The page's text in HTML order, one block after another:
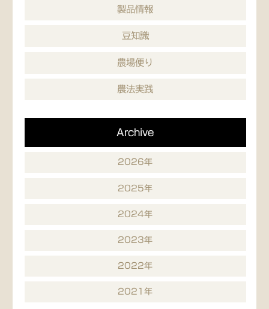
製品情報
豆知識
農場便り
農法実践
Archive
2026年
2025年
2024年
2023年
2022年
2021年